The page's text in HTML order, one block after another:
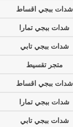
شدات ببجي اقساط
شدات ببجي تمارا
شدات ببجي تابي
متجر تقسيط
شدات ببجي اقساط
شدات ببجي تمارا
شدات ببجي تابي